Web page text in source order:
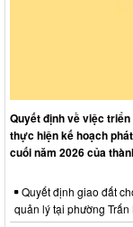
Quyết định về việc
thực hiện kế hoạch
cuối năm 2026 của
Quyết định giao đất
quản lý tại phường